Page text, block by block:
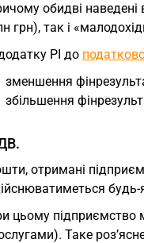
обидві
грн), так і
РІ до
зменшення
збільшення
отримані
будь-
цьому підприємство
Таке